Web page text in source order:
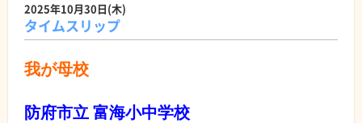
2025年10月30日(木)
タイムスリップ
我が母校
防府市立 富海小中学校